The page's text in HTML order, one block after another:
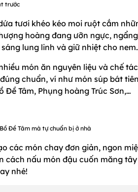
trước
tươi khéo kéo moi ruột cắm
hoàng đang ưỡn ngực, ngẩng
lung linh và giữ nhiệt cho
món ăn nguyên liệu và chế tác
chuẩn, ví như món súp bát
Tâm, Phụng hoàng Trúc Sơn,…
Đề Tâm mà tự chuẩn bị ở nhà
các món chay đơn giản, ngon
cách nấu món đậu cuốn măng
nhé!